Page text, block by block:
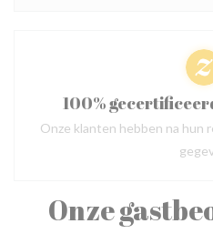
Onze
100%
Onze klanten hebben na hun